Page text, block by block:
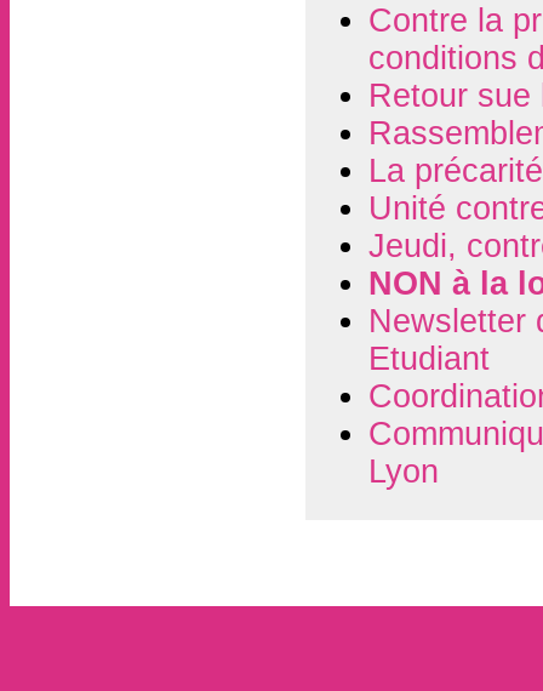
Contre la
conditions
Retour sue
La
Unité
Jeudi,
NON à la
Newsletter
Etudiant
Lyon